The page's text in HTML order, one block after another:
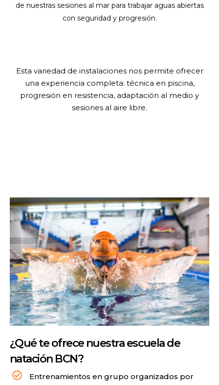
de nuestras sesiones al mar para trabajar aguas abiertas
con seguridad y progresión.
Esta variedad de instalaciones nos permite ofrecer
una experiencia completa: técnica en piscina,
progresión en resistencia, adaptación al medio y
sesiones al aire libre.
¿Qué te ofrece nuestra escuela de
natación BCN?
Entrenamientos en grupo organizados por